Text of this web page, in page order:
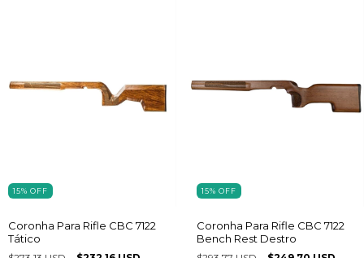
15% OFF
Coronha Para Rifle CBC 7122
Tático
15% OFF
Coronha Para Rifle CBC 7122
Bench Rest Destro